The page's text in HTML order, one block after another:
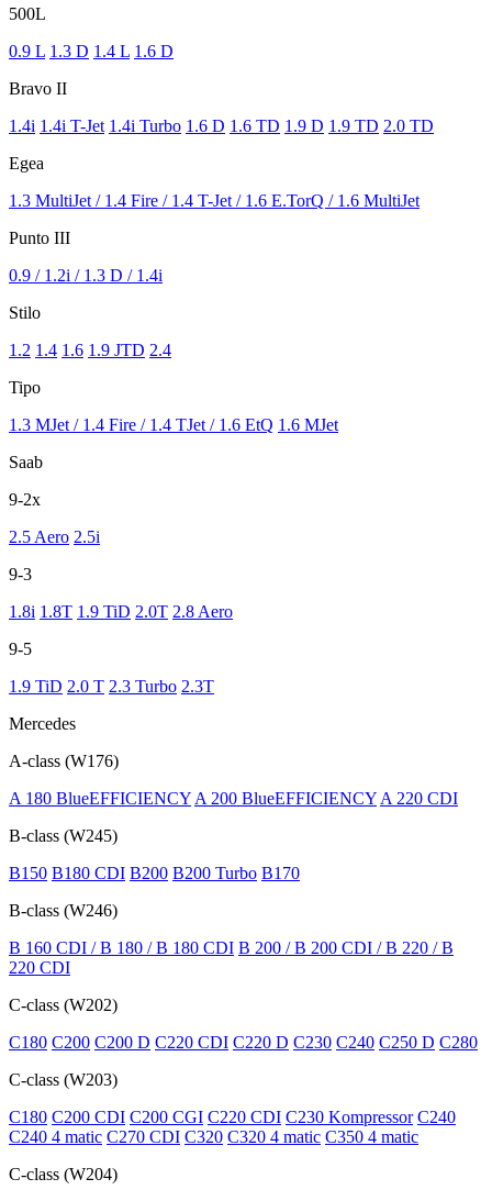
500L
0.9 L 1.3 D 1.4 L 1.6 D
Bravo II
1.4i 1.4i T-Jet 1.4i Turbo 1.6 D 1.6 TD 1.9 D 1.9 TD 2.0 TD
Egea
1.3 MultiJet / 1.4 Fire / 1.4 T-Jet / 1.6 E.TorQ / 1.6 MultiJet
Punto III
0.9 / 1.2i / 1.3 D / 1.4i
Stilo
1.2 1.4 1.6 1.9 JTD 2.4
Tipo
1.3 MJet / 1.4 Fire / 1.4 TJet / 1.6 EtQ 1.6 MJet
Saab
9-2x
2.5 Aero 2.5i
9-3
1.8i 1.8T 1.9 TiD 2.0T 2.8 Aero
9-5
1.9 TiD 2.0 T 2.3 Turbo 2.3T
Mercedes
A-class (W176)
A 180 BlueEFFICIENCY A 200 BlueEFFICIENCY A 220 CDI
B-class (W245)
B150 B180 CDI B200 B200 Turbo В170
B-class (W246)
B 160 CDI / B 180 / B 180 CDI B 200 / B 200 CDI / B 220 / B
220 CDI
C-class (W202)
C180 C200 C200 D C220 CDI C220 D C230 C240 C250 D C280
C-class (W203)
C180 C200 CDI C200 CGI C220 CDI C230 Kompressor C240
C240 4 matic C270 CDI C320 C320 4 matic C350 4 matic
C-class (W204)